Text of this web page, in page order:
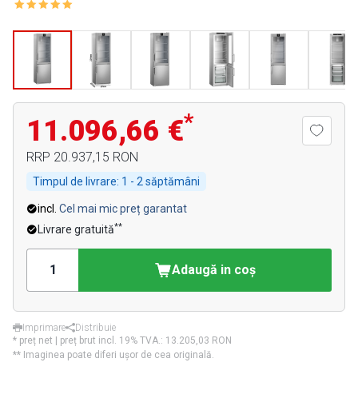
11.096,66 €*
RRP 20.937,15 RON
Timpul de livrare: 1 - 2 săptămâni
incl. Cel mai mic preț garantat
Livrare gratuită**
Adaugă in coş
Imprimare
Distribuie
* preț net | preț brut incl. 19% TVA.: 13.205,03 RON
** Imaginea poate diferi ușor de cea originală.